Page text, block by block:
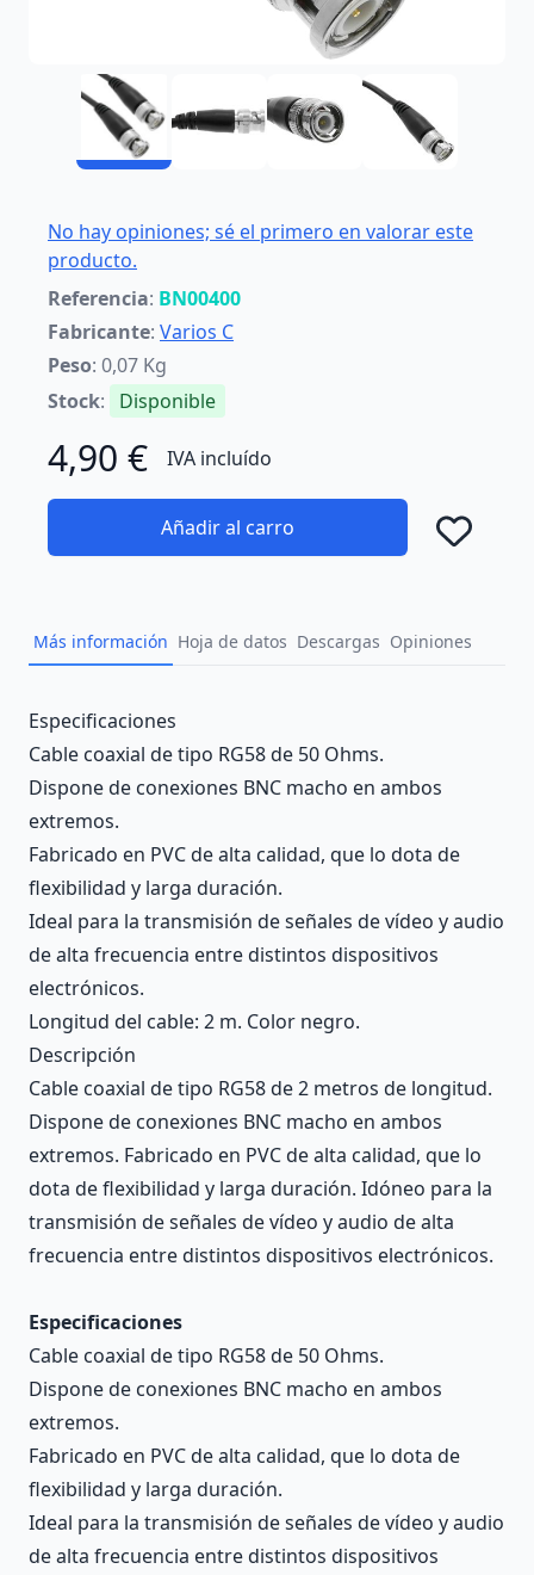
No hay opiniones; sé el primero en valorar este
producto.
Referencia: BN00400
Fabricante: Varios C
Peso: 0,07 Kg
Stock: Disponible
4,90 € IVA incluído
Añadir al carro
Más información Hoja de datos Descargas Opiniones
Description
Especificaciones
Cable coaxial de tipo RG58 de 50 Ohms.
Dispone de conexiones BNC macho en ambos
extremos.
Fabricado en PVC de alta calidad, que lo dota de
flexibilidad y larga duración.
Ideal para la transmisión de señales de vídeo y audio
de alta frecuencia entre distintos dispositivos
electrónicos.
Longitud del cable: 2 m. Color negro.
Descripción
Cable coaxial de tipo RG58 de 2 metros de longitud.
Dispone de conexiones BNC macho en ambos
extremos. Fabricado en PVC de alta calidad, que lo
dota de flexibilidad y larga duración. Idóneo para la
transmisión de señales de vídeo y audio de alta
frecuencia entre distintos dispositivos electrónicos.
Especificaciones
Cable coaxial de tipo RG58 de 50 Ohms.
Dispone de conexiones BNC macho en ambos
extremos.
Fabricado en PVC de alta calidad, que lo dota de
flexibilidad y larga duración.
Ideal para la transmisión de señales de vídeo y audio
de alta frecuencia entre distintos dispositivos